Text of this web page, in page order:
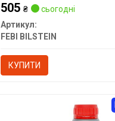
505₴
сьогодні
Артикул:
FEBI BILSTEIN
КУПИТИ